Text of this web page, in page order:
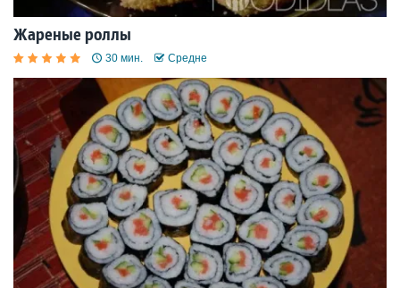
Жареные роллы
30 мин. Средне